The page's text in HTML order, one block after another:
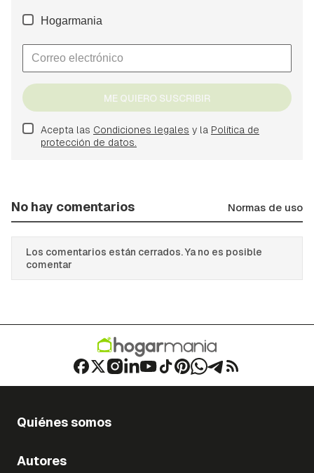
Hogarmania
ME QUIERO SUSCRIBIR
Acepta las Condiciones legales y la Política de
protección de datos.
No hay comentarios Normas de uso
Los comentarios están cerrados. Ya no es posible
comentar
Quiénes somos
Autores